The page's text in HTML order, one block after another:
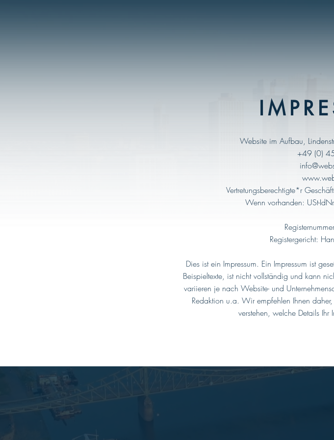
Website im Aufbau,
+49 (0)
Vertretungsberechtigte*r
Wenn vorhanden: USt-
Registergericht:
Dies ist ein Impressum. Ein Impressum ist
Beispieltexte, ist nicht vollständig und kann
variieren je nach Website- und
Redaktion u.a. Wir empfehlen Ihnen
verstehen, welche Details Ihr